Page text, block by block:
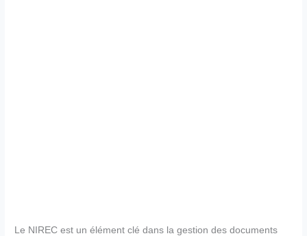
Le NIREC est un élément clé dans la gestion des documents